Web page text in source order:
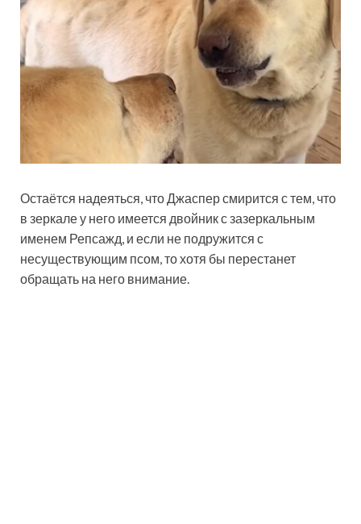
Остаётся надеяться, что Джаспер смирится с тем, что
в зеркале у него имеется двойник с зазеркальным
именем Репсажд, и если не подружится с
несуществующим псом, то хотя бы перестанет
обращать на него внимание.